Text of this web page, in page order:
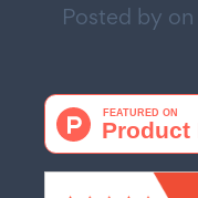
Posted by on